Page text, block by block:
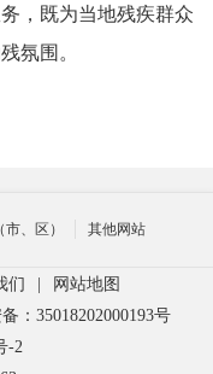
，既为当地残疾群众
氛围。
市、区） 其他网站
们
网站地图
：35018202000193号
-2